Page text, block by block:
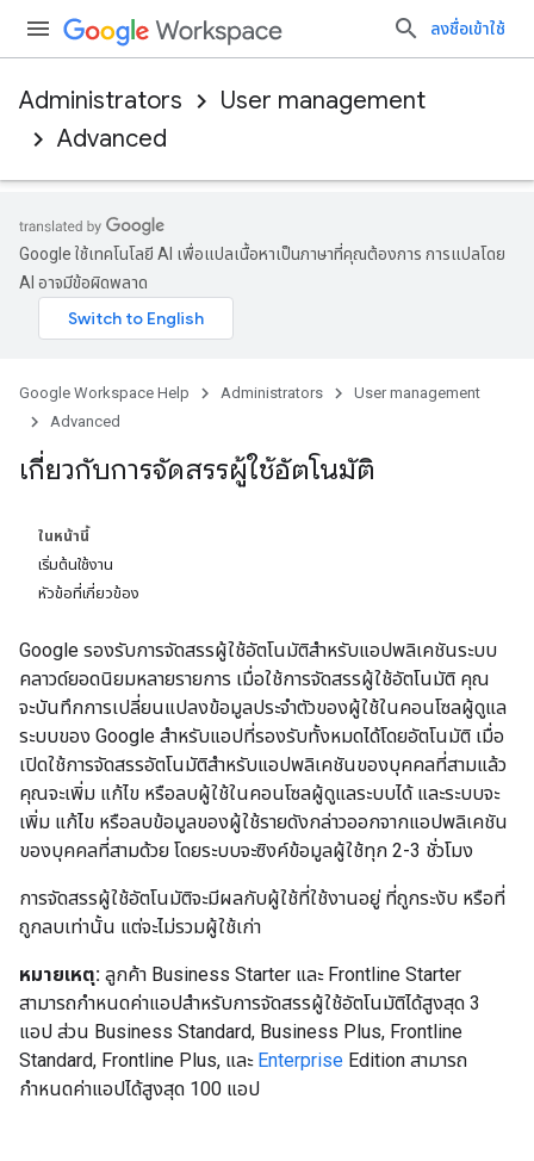
ลงชื่อเข้าใช้
Administrators
User management
Advanced
Google ใช้เทคโนโลยี AI เพื่อแปลเนื้อหาเป็นภาษาที่คุณต้องการ การแปลโดย
AI อาจมีข้อผิดพลาด
Google Workspace Help Administrators
User management
Advanced
เกี่ยวกับการจัดสรรผู้ใช้อัตโนมัติ
ในหน้านี้
เริ่มต้นใช้งาน
หัวข้อที่เกี่ยวข้อง
Google รองรับการจัดสรรผู้ใช้อัตโนมัติสําหรับแอปพลิเคชันระบบ
คลาวด์ยอดนิยมหลายรายการ เมื่อใช้การจัดสรรผู้ใช้อัตโนมัติ คุณ
จะบันทึกการเปลี่ยนแปลงข้อมูลประจำตัวของผู้ใช้ในคอนโซลผู้ดูแล
ระบบของ Google สำหรับแอปที่รองรับทั้งหมดได้โดยอัตโนมัติ เมื่อ
เปิดใช้การจัดสรรอัตโนมัติสําหรับแอปพลิเคชันของบุคคลที่สามแล้ว
คุณจะเพิ่ม แก้ไข หรือลบผู้ใช้ในคอนโซลผู้ดูแลระบบได้ และระบบจะ
เพิ่ม แก้ไข หรือลบข้อมูลของผู้ใช้รายดังกล่าวออกจากแอปพลิเคชัน
ของบุคคลที่สามด้วย โดยระบบจะซิงค์ข้อมูลผู้ใช้ทุก 2-3 ชั่วโมง
การจัดสรรผู้ใช้อัตโนมัติจะมีผลกับผู้ใช้ที่ใช้งานอยู่ ที่ถูกระงับ หรือที่
ถูกลบเท่านั้น แต่จะไม่รวมผู้ใช้เก่า
หมายเหตุ: ลูกค้า Business Starter และ Frontline Starter
สามารถกำหนดค่าแอปสำหรับการจัดสรรผู้ใช้อัตโนมัติได้สูงสุด 3
แอป ส่วน Business Standard, Business Plus, Frontline
Standard, Frontline Plus, และ Enterprise Edition สามารถ
กำหนดค่าแอปได้สูงสุด 100 แอป